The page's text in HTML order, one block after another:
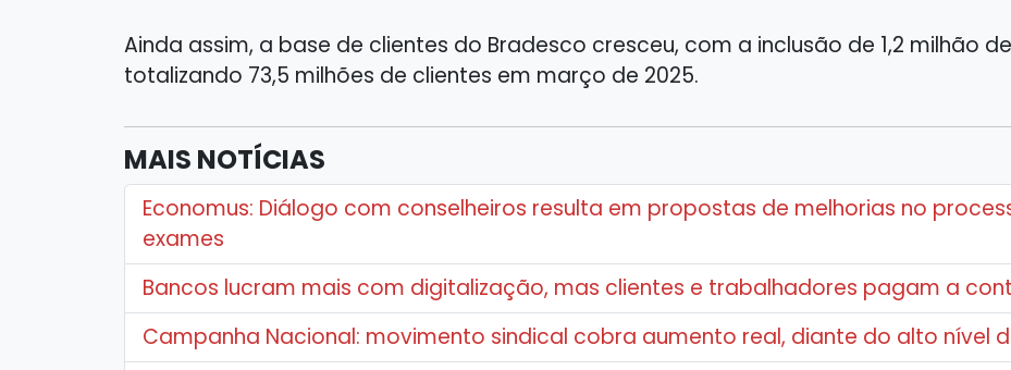
Ainda assim, a base de clientes do Bradesco cresceu, com a inclusão de 1,2 milhão
totalizando 73,5 milhões de clientes em março de 2025.
MAIS NOTÍCIAS
Economus: Diálogo com conselheiros resulta em propostas de melhorias no
exames
Bancos lucram mais com digitalização, mas clientes e trabalhadores pagam a
Campanha Nacional: movimento sindical cobra aumento real, diante do alto nível